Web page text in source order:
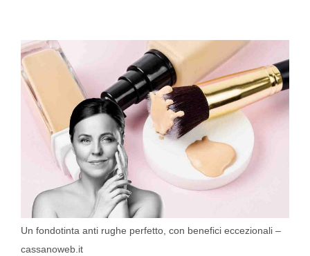
Un fondotinta anti rughe perfetto, con benefici eccezionali –
cassanoweb.it